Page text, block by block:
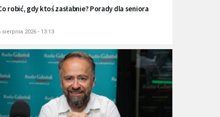
robić, gdy ktoś zasłabnie? Porady dla seniora
sierpnia 2026 - 13:13